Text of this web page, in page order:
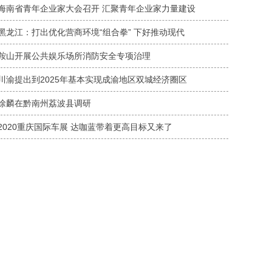
南省青年企业家大会召开 汇聚青年企业家力量建设
龙江：打出优化营商环境“组合拳” 下好推动现代
山开展公共娱乐场所消防安全专项治理
渝提出到2025年基本实现成渝地区双城经济圈区
麟在黔南州荔波县调研
重庆国际车展 达咖蓝带着更高目标又来了